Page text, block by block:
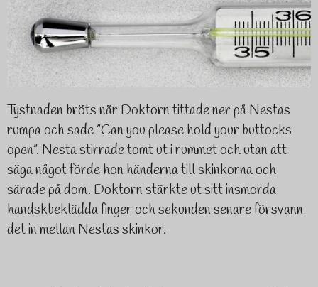
Tystnaden bröts när Doktorn tittade ner på Nestas
rumpa och sade ”Can you please hold your buttocks
open”. Nesta stirrade tomt ut i rummet och utan att
säga något förde hon händerna till skinkorna och
särade på dom. Doktorn stärkte ut sitt insmorda
handskbeklädda finger och sekunden senare försvann
det in mellan Nestas skinkor.